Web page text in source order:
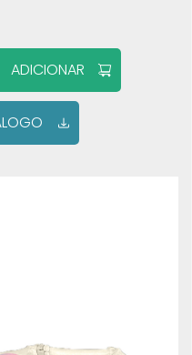
ADICIONAR